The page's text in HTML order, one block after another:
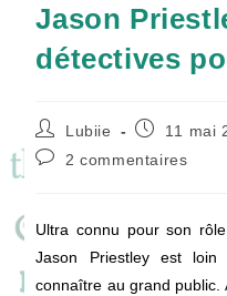
Jason
détectives
Auteur/autrice
de
la
Lubiie
Publication
11 mai
Commentaires
2 commentaires
Ultra connu pour son
Jason Priestley est
connaître au grand public.